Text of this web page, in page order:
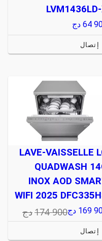
64 دج
إتصال
LAVE-VAISSELLE
QUADWASH
INOX AOD
WIFI 2025
169 دج174 900دج
إتصال